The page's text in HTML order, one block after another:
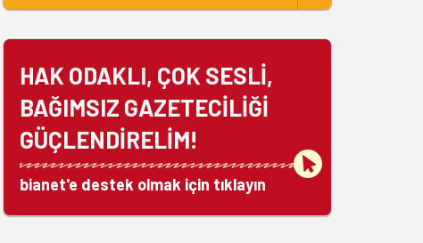
HAK ODAKLI, ÇOK SESLİ,
BAĞIMSIZ GAZETECİLİĞİ
GÜÇLENDİRELİM!
bianet'e destek olmak için tıklayın